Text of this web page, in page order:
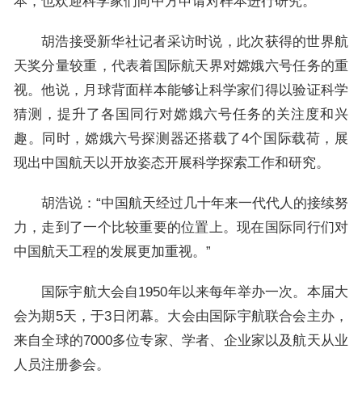
胡浩接受新华社记者采访时说，此次获得的世界航
天奖分量较重，代表着国际航天界对嫦娥六号任务的重
视。他说，月球背面样本能够让科学家们得以验证科学
猜测，提升了各国同行对嫦娥六号任务的关注度和兴
趣。同时，嫦娥六号探测器还搭载了4个国际载荷，展
现出中国航天以开放姿态开展科学探索工作和研究。
胡浩说：“中国航天经过几十年来一代代人的接续努
力，走到了一个比较重要的位置上。现在国际同行们对
中国航天工程的发展更加重视。”
国际宇航大会自1950年以来每年举办一次。本届大
会为期5天，于3日闭幕。大会由国际宇航联合会主办，
来自全球的7000多位专家、学者、企业家以及航天从业
人员注册参会。